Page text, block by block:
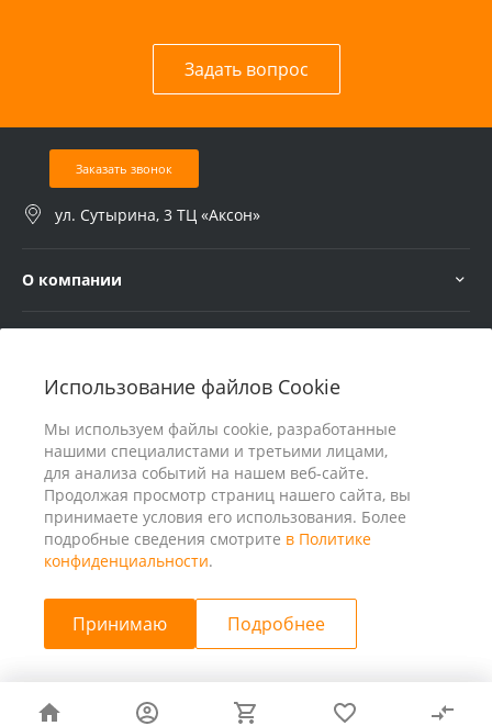
Использование файлов Cookie
Мы используем файлы cookie, разработанные
нашими специалистами и третьими лицами,
для анализа событий на нашем веб-сайте.
Продолжая просмотр страниц нашего сайта, вы
принимаете условия его использования. Более
подробные сведения смотрите в Политике
конфиденциальности.
Принимаю Подробнее
Задать вопрос
Заказать звонок
ул. Сутырина, 3 ТЦ «Аксон»
О компании
© 2026 ООО «25 Киловатт» ИНН 4401188290, Все права
защищены